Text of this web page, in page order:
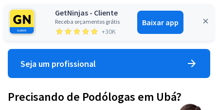
GetNinjas - Cliente
Receba orçamentos grátis
+30K
Baixar app
Entrar
Seja um profissional
Precisando de Podólogas em Ubá?